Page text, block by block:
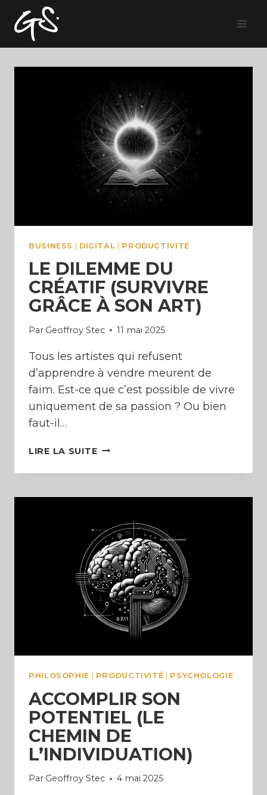
content
BUSINESS | DIGITAL | PRODUCTIVITÉ
LE DILEMME DU
CRÉATIF (SURVIVRE
GRÂCE À SON ART)
Par Geoffroy Stec 11 mai 2025
Tous les artistes qui refusent
d’apprendre à vendre meurent de
faim. Est-ce que c’est possible de vivre
uniquement de sa passion ? Ou bien
faut-il…
LIRE LA SUITELE
DU
À
SON
ART)
PHILOSOPHIE PRODUCTIVITÉ PSYCHOLOGIE
ACCOMPLIR SON
POTENTIEL (LE
CHEMIN DE
L’INDIVIDUATION)
Par Geoffroy Stec 4 mai 2025